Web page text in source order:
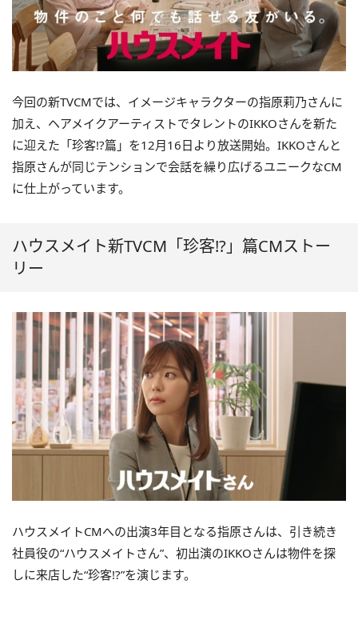
今回の新TVCMでは、イメージキャラクターの指原莉乃さんに
加え、ヘアメイクアーティストでタレントのIKKOさんを新た
に迎えた「珍客!?篇」を12月16日より放送開始。IKKOさんと
指原さんが同じテンションで会話を繰り広げるユニークなCM
に仕上がっています。
ハウスメイト新TVCM「珍客!?」篇CMストー
リー
ハウスメイトCMへの出演3年目となる指原さんは、引き続き
社員役の“ハウスメイトさん”、初出演のIKKOさんは物件を探
しに来店した“珍客!?”を演じます。